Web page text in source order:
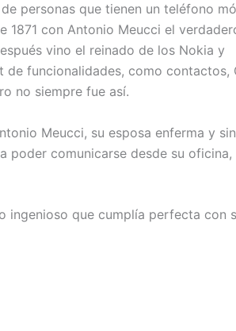
personas que tienen un teléfono
1871 con Antonio Meucci el
vino el reinado de los Nokia y
funcionalidades, como contactos,
no siempre fue así.
Meucci, su esposa enferma y sin
poder comunicarse desde su oficina,
ingenioso que cumplía perfecta con